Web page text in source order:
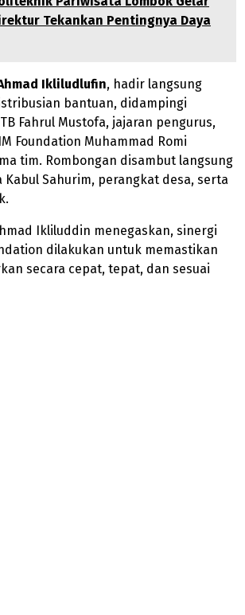
Tekankan Pentingnya Daya
Ikliludlufin, hadir langsung
bantuan, didampingi
Fahrul Mustofa, jajaran pengurus,
Foundation Muhammad Romi
tim. Rombongan disambut langsung
Kabul Sahurim, perangkat desa, serta
Ikliluddin menegaskan, sinergi
dilakukan untuk memastikan
secara cepat, tepat, dan sesuai